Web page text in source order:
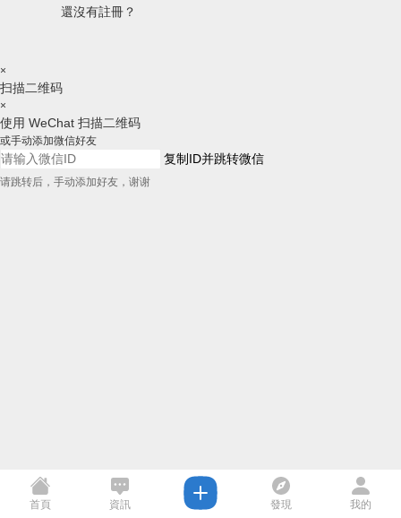
還沒有註冊？
×
扫描二维码
×
使用 WeChat 扫描二维码
或手动添加微信好友
复制ID并跳转微信
请跳转后，手动添加好友，谢谢
首頁 資訊 發現 我的